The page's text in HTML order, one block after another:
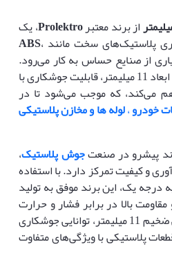
از برند معتبرProlektro، یک
پلاستیک‌های سخت مانند ABS،
از صنایع حساس به کار می‌رود.
این الکترود با طراحی دقیق و ابعاد 11 میلیمتر، قابلیت جوشکاری با
می‌کند، که موجب می‌شود تا در
خودرو،لوله ها و مخازن پلاستیکی
پیشرو در صنعتجوش پلاستیک،
و کیفیت تمرکز دارد. با استفاده
درجه یک، این برند موفق به تولید
بالا در برابر فشار و حرارت
شده است. الکترود S مشکی ضخیم 11 میلیمتر، توانایی جوشکاری
پلاستیکی با ویژگی‌های متفاوت